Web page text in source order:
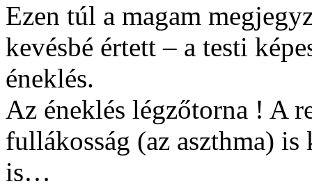
Ezen túl a magam
kevésbé értett – a testi
éneklés.
Az éneklés légzőtorna ! A
fullákosság (az aszthma)
is…